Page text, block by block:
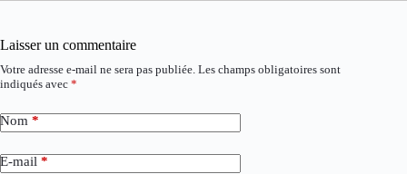
Laisser un commentaire
Votre adresse e-mail ne sera pas publiée. Les champs obligatoires sont
indiqués avec *
Nom *
E-mail *